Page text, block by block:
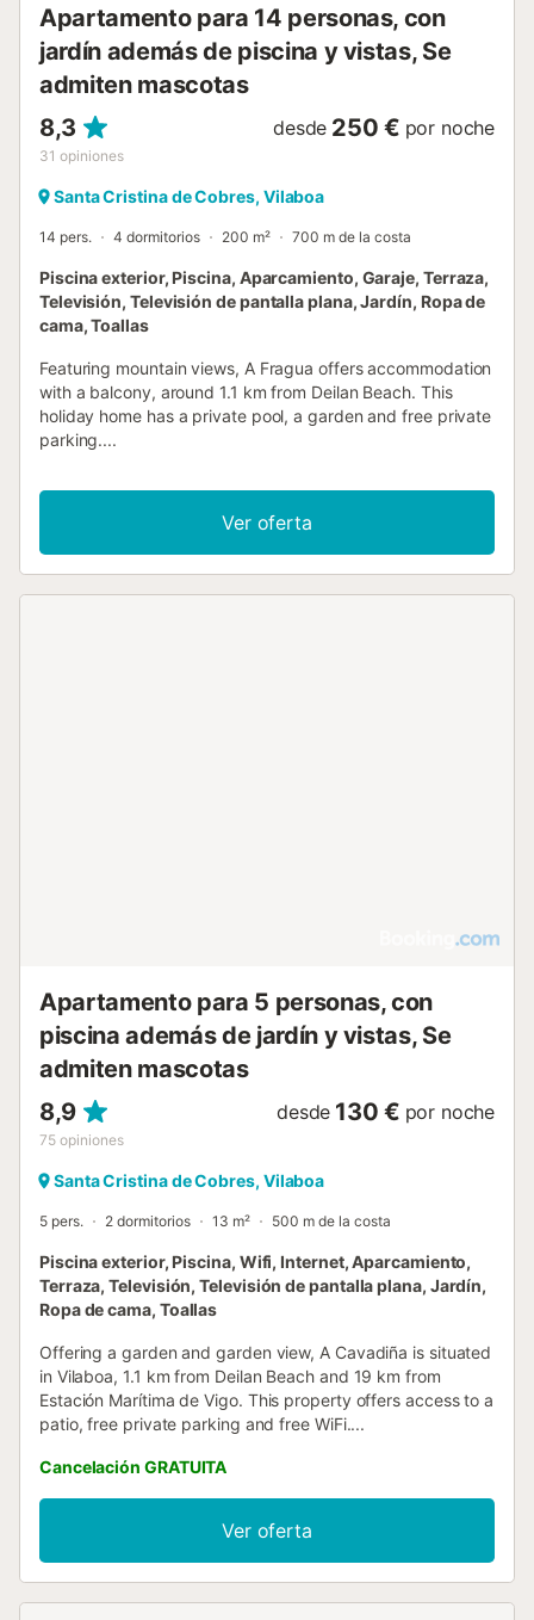
Apartamento para 14 personas, con
jardín además de piscina y vistas, Se
admiten mascotas
8,3
31 opiniones
desde 250 € por noche
Santa Cristina de Cobres, Vilaboa
14 pers. 4 dormitorios 200 m² 700 m de la costa
Piscina exterior, Piscina, Aparcamiento, Garaje, Terraza,
Televisión, Televisión de pantalla plana, Jardín, Ropa de
cama, Toallas
Featuring mountain views, A Fragua offers accommodation
with a balcony, around 1.1 km from Deilan Beach. This
holiday home has a private pool, a garden and free private
parking....
Ver oferta
Apartamento para 5 personas, con
piscina además de jardín y vistas, Se
admiten mascotas
8,9
75 opiniones
desde 130 € por noche
Santa Cristina de Cobres, Vilaboa
5 pers. 2 dormitorios 13 m² 500 m de la costa
Piscina exterior, Piscina, Wifi, Internet, Aparcamiento,
Terraza, Televisión, Televisión de pantalla plana, Jardín,
Ropa de cama, Toallas
Offering a garden and garden view, A Cavadiña is situated
in Vilaboa, 1.1 km from Deilan Beach and 19 km from
Estación Marítima de Vigo. This property offers access to a
patio, free private parking and free WiFi....
Cancelación GRATUITA
Ver oferta